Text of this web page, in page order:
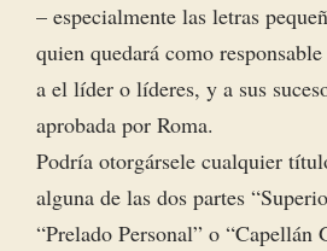
– especialmente las letras
quien quedará como
a el líder o líderes, y a sus
aprobada por Roma.
Podría otorgársele cualquier
alguna de las dos partes
“Prelado Personal” o “Capellán